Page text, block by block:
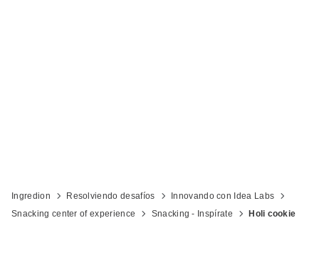
Ingredion Resolviendo desafíos
Innovando con Idea Labs
Snacking center of experience
Snacking - Inspírate Holi cookie